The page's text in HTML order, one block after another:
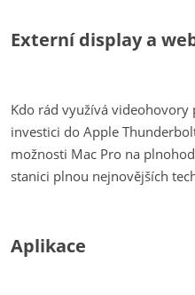
Externí display a
Kdo rád využívá
investici do Apple
možnosti Mac Pro na
stanici plnou nejnovějších
Aplikace